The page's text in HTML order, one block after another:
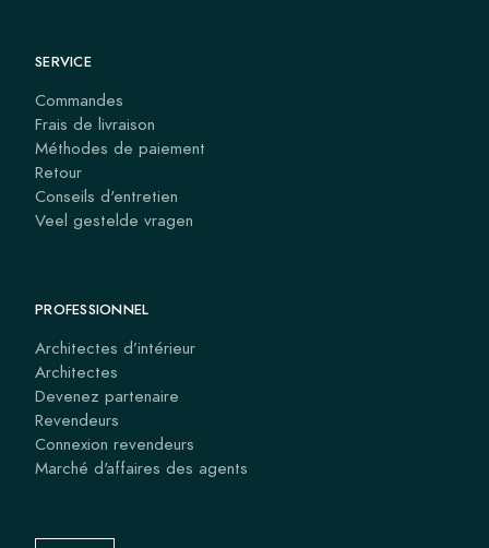
SERVICE
Commandes
Frais de livraison
Méthodes de paiement
Retour
Conseils d'entretien
Veel gestelde vragen
PROFESSIONNEL
Architectes d’intérieur
Architectes
Devenez partenaire
Revendeurs
Connexion revendeurs
Marché d'affaires des agents